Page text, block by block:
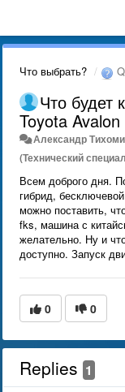
Что выбрать?
Что будет
Toyota
Александр
(Технический
Всем доброго дня.
гибрид,
можно поставить,
fks, машина с
желательно. Ну и
доступно. Запуск
0 0
Replies 1